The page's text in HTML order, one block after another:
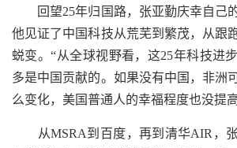
回望25年归国路，张亚勤庆幸自己的
他见证了中国科技从荒芜到繁茂，从跟
蜕变。“从全球视野看，这25年科技进
多是中国贡献的。如果没有中国，非洲
么变化，美国普通人的幸福程度也没提
从MSRA到百度，再到清华AIR，张